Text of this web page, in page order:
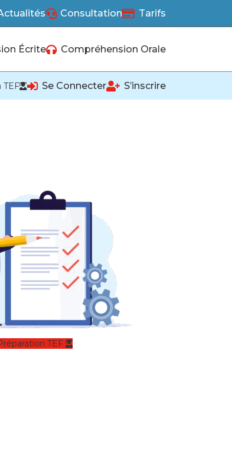
Consultation Tarifs
Écrite Compréhension Orale
TEF Se Connecter S’inscrire
TEF